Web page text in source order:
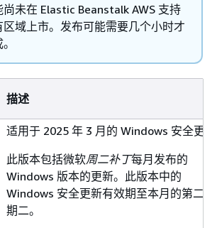
尚未在 Elastic Beanstalk AWS 支持
区域上市。发布可能需要几个小时才
描述
适用于 2025 年 3 月的 Windows 安全更
此版本包括微软周二补丁每月发布的
Windows 版本的更新。此版本中的
Windows 安全更新有效期至本月的第二
期二。